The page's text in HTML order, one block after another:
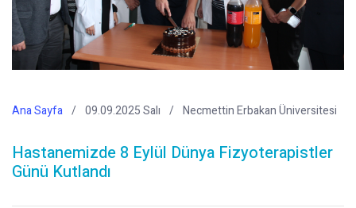
Ana Sayfa 09.09.2025 Salı Necmettin Erbakan Üniversitesi
Hastanemizde 8 Eylül Dünya Fizyoterapistler
Günü Kutlandı